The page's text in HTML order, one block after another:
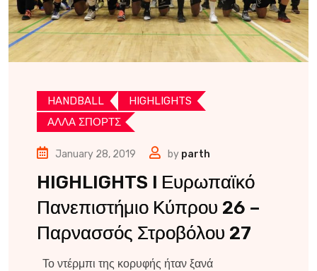
HANDBALL
HIGHLIGHTS
ΑΛΛΑ ΣΠΟΡΤΣ
January 28, 2019 by parth
HIGHLIGHTS l Ευρωπαϊκό
Πανεπιστήμιο Κύπρου 26 –
Παρνασσός Στροβόλου 27
Το ντέρμπι της κορυφής ήταν ξανά